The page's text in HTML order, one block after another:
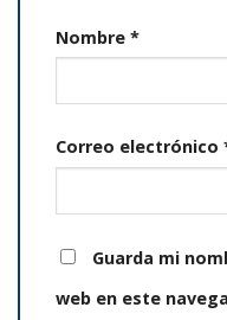
Nombre *
Correo electrónico
Guarda mi
web en este